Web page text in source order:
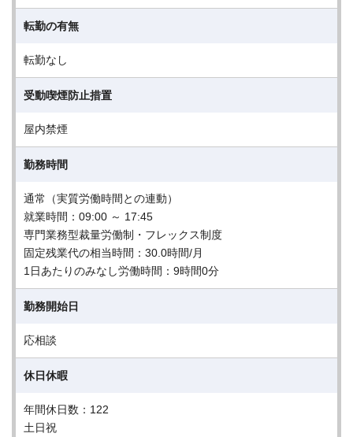
転勤の有無
転勤なし
受動喫煙防止措置
屋内禁煙
勤務時間
通常（実質労働時間との連動）
就業時間：09:00 ～ 17:45
専門業務型裁量労働制・フレックス制度
固定残業代の相当時間：30.0時間/月
1日あたりのみなし労働時間：9時間0分
勤務開始日
応相談
休日休暇
年間休日数：122
土日祝